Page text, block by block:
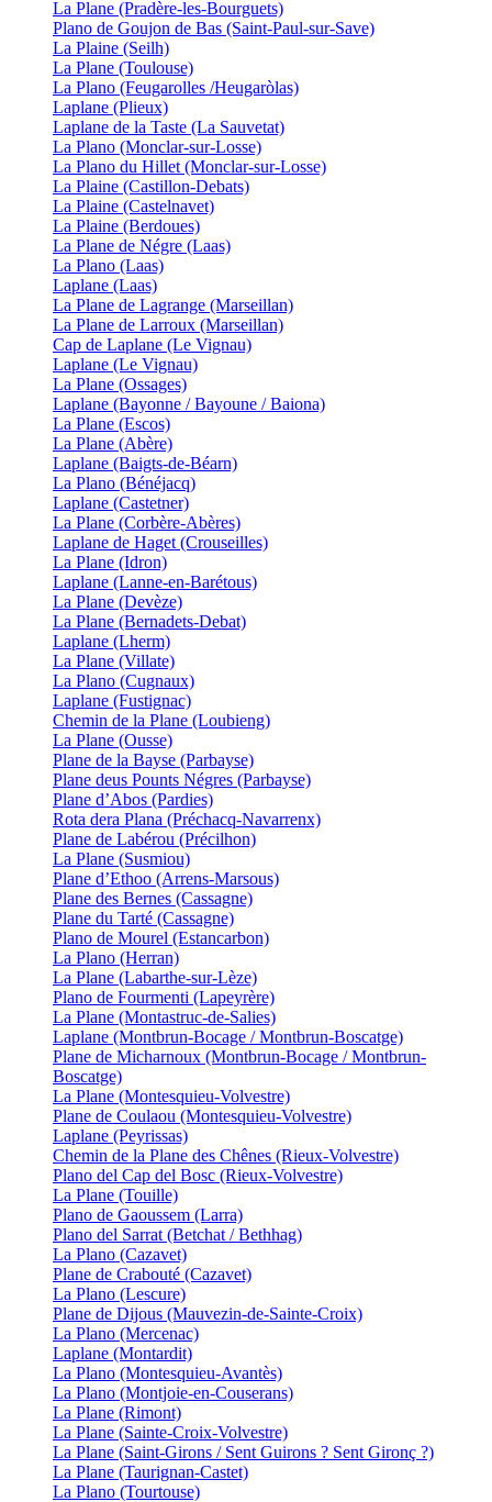
La Plane (Pradère-les-Bourguets)
Plano de Goujon de Bas (Saint-Paul-sur-Save)
La Plaine (Seilh)
La Plane (Toulouse)
La Plano (Feugarolles /Heugaròlas)
Laplane (Plieux)
Laplane de la Taste (La Sauvetat)
La Plano (Monclar-sur-Losse)
La Plano du Hillet (Monclar-sur-Losse)
La Plaine (Castillon-Debats)
La Plaine (Castelnavet)
La Plaine (Berdoues)
La Plane de Négre (Laas)
La Plano (Laas)
Laplane (Laas)
La Plane de Lagrange (Marseillan)
La Plane de Larroux (Marseillan)
Cap de Laplane (Le Vignau)
Laplane (Le Vignau)
La Plane (Ossages)
Laplane (Bayonne / Bayoune / Baiona)
La Plane (Escos)
La Plane (Abère)
Laplane (Baigts-de-Béarn)
La Plano (Bénéjacq)
Laplane (Castetner)
La Plane (Corbère-Abères)
Laplane de Haget (Crouseilles)
La Plane (Idron)
Laplane (Lanne-en-Barétous)
La Plane (Devèze)
La Plane (Bernadets-Debat)
Laplane (Lherm)
La Plane (Villate)
La Plano (Cugnaux)
Laplane (Fustignac)
Chemin de la Plane (Loubieng)
La Plane (Ousse)
Plane de la Bayse (Parbayse)
Plane deus Pounts Négres (Parbayse)
Plane d’Abos (Pardies)
Rota dera Plana (Préchacq-Navarrenx)
Plane de Labérou (Précilhon)
La Plane (Susmiou)
Plane d’Ethoo (Arrens-Marsous)
Plane des Bernes (Cassagne)
Plane du Tarté (Cassagne)
Plano de Mourel (Estancarbon)
La Plano (Herran)
La Plane (Labarthe-sur-Lèze)
Plano de Fourmenti (Lapeyrère)
La Plane (Montastruc-de-Salies)
Laplane (Montbrun-Bocage / Montbrun-Boscatge)
Plane de Micharnoux (Montbrun-Bocage / Montbrun-
Boscatge)
La Plane (Montesquieu-Volvestre)
Plane de Coulaou (Montesquieu-Volvestre)
Laplane (Peyrissas)
Chemin de la Plane des Chênes (Rieux-Volvestre)
Plano del Cap del Bosc (Rieux-Volvestre)
La Plane (Touille)
Plano de Gaoussem (Larra)
Plano del Sarrat (Betchat / Bethhag)
La Plano (Cazavet)
Plane de Crabouté (Cazavet)
La Plano (Lescure)
Plane de Dijous (Mauvezin-de-Sainte-Croix)
La Plano (Mercenac)
Laplane (Montardit)
La Plano (Montesquieu-Avantès)
La Plano (Montjoie-en-Couserans)
La Plane (Rimont)
La Plane (Sainte-Croix-Volvestre)
La Plane (Saint-Girons / Sent Guirons ? Sent Gironç ?)
La Plane (Taurignan-Castet)
La Plano (Tourtouse)